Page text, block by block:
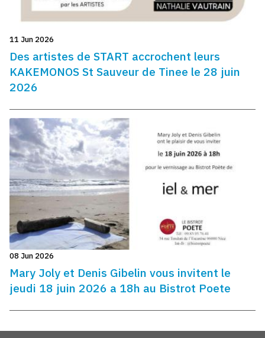
11 Jun 2026
Des artistes de START accrochent leurs
KAKEMONOS St Sauveur de Tinee le 28 juin
2026
08 Jun 2026
Mary Joly et Denis Gibelin vous invitent le
jeudi 18 juin 2026 a 18h au Bistrot Poete